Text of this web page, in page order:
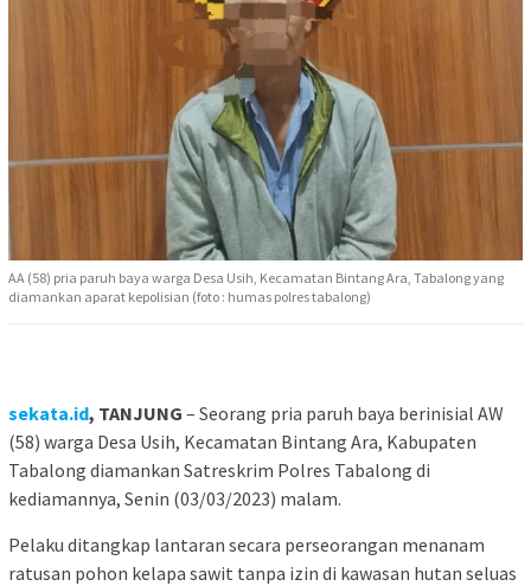
AA (58) pria paruh baya warga Desa Usih, Kecamatan Bintang Ara, Tabalong yang
diamankan aparat kepolisian (foto : humas polres tabalong)
sekata.id, TANJUNG – Seorang pria paruh baya berinisial AW
(58) warga Desa Usih, Kecamatan Bintang Ara, Kabupaten
Tabalong diamankan Satreskrim Polres Tabalong di
kediamannya, Senin (03/03/2023) malam.
Pelaku ditangkap lantaran secara perseorangan menanam
ratusan pohon kelapa sawit tanpa izin di kawasan hutan seluas